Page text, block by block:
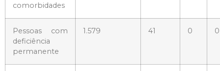
comorbidades
Pessoas com
deficiência
permanente
1.579 41 0 0